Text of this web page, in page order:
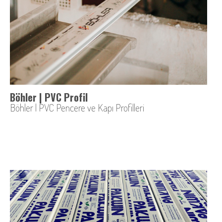
Böhler | PVC Profil
Böhler | PVC Pencere ve Kapı Profilleri